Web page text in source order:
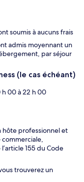
soumis à aucuns frais
admis moyennant un
par séjour
(le cas échéant)
h 00 à 22 h 00
professionnel et
commerciale,
155 du Code
trouverez un